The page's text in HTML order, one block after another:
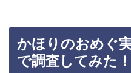
かほりのおめぐ
で調査してみた！